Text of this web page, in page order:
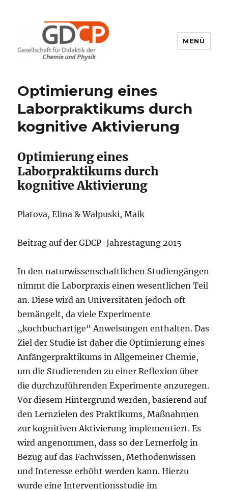
MENÜ
Optimierung eines
Laborpraktikums durch
kognitive Aktivierung
Optimierung eines
Laborpraktikums durch
kognitive Aktivierung
Platova, Elina & Walpuski, Maik
Beitrag auf der GDCP-Jahrestagung 2015
In den naturwissenschaftlichen Studiengängen
nimmt die Laborpraxis einen wesentlichen Teil
an. Diese wird an Universitäten jedoch oft
bemängelt, da viele Experimente
„kochbuchartige“ Anweisungen enthalten. Das
Ziel der Studie ist daher die Optimierung eines
Anfängerpraktikums in Allgemeiner Chemie,
um die Studierenden zu einer Reflexion über
die durchzuführenden Experimente anzuregen.
Vor diesem Hintergrund werden, basierend auf
den Lernzielen des Praktikums, Maßnahmen
zur kognitiven Aktivierung implementiert. Es
wird angenommen, dass so der Lernerfolg in
Bezug auf das Fachwissen, Methodenwissen
und Interesse erhöht werden kann. Hierzu
wurde eine Interventionsstudie im